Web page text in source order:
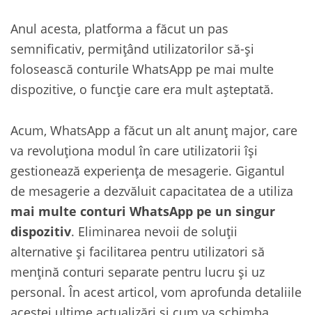
Anul acesta, platforma a făcut un pas
semnificativ, permițând utilizatorilor să-și
folosească conturile WhatsApp pe mai multe
dispozitive, o funcție care era mult așteptată.
Acum, WhatsApp a făcut un alt anunț major, care
va revoluționa modul în care utilizatorii își
gestionează experiența de mesagerie. Gigantul
de mesagerie a dezvăluit capacitatea de a utiliza
mai multe conturi WhatsApp pe un singur
dispozitiv. Eliminarea nevoii de soluții
alternative și facilitarea pentru utilizatori să
mențină conturi separate pentru lucru și uz
personal. În acest articol, vom aprofunda detaliile